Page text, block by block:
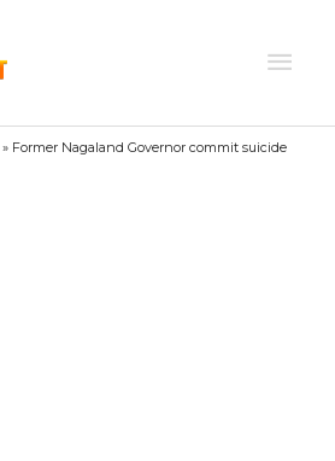
Former Nagaland Governor commit suicide